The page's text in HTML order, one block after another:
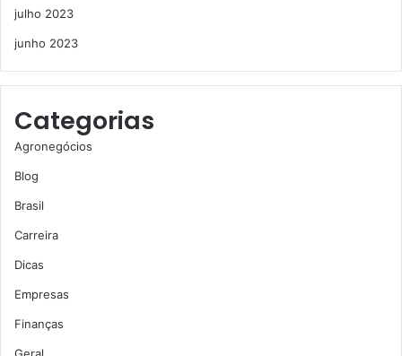
julho 2023
junho 2023
Categorias
Agronegócios
Blog
Brasil
Carreira
Dicas
Empresas
Finanças